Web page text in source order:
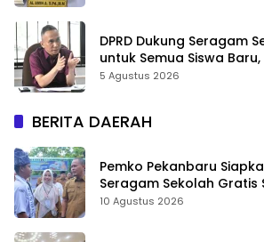
DPRD Dukung Seragam
untuk Semua Siswa
Sekolah Jangan Dikurangi
5 Agustus 2026
BERITA DAERAH
Pemko Pekanbaru
Seragam Sekolah Gratis
10 Agustus 2026